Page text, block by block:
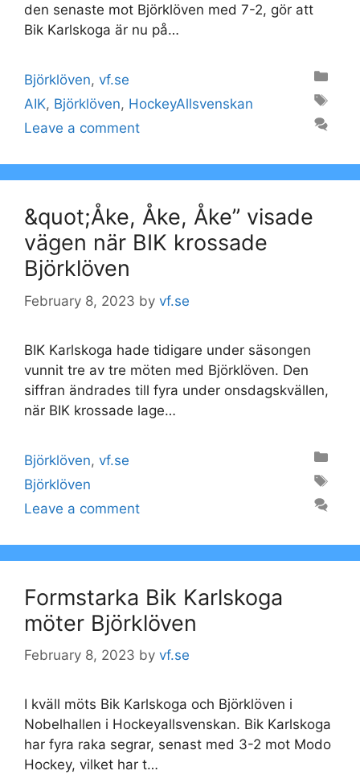
den senaste mot Björklöven med 7-2, gör att
Bik Karlskoga är nu på…
Categories
Björklöven, vf.se
Tags
AIK, Björklöven, HockeyAllsvenskan
Leave a comment
&quot;Åke, Åke, Åke” visade
vägen när BIK krossade
Björklöven
February 8, 2023 by vf.se
BIK Karlskoga hade tidigare under säsongen
vunnit tre av tre möten med Björklöven. Den
siffran ändrades till fyra under onsdagskvällen,
när BIK krossade lage…
Categories
Björklöven, vf.se
Tags
Björklöven
Leave a comment
Formstarka Bik Karlskoga
möter Björklöven
February 8, 2023 by vf.se
I kväll möts Bik Karlskoga och Björklöven i
Nobelhallen i Hockeyallsvenskan. Bik Karlskoga
har fyra raka segrar, senast med 3-2 mot Modo
Hockey, vilket har t…